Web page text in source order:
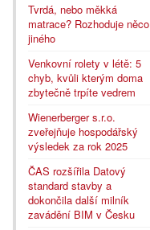
Tvrdá, nebo měkká
matrace? Rozhoduje něco
jiného
Venkovní rolety v létě: 5
chyb, kvůli kterým doma
zbytečně trpíte vedrem
Wienerberger s.r.o.
zveřejňuje hospodářský
výsledek za rok 2025
ČAS rozšířila Datový
standard stavby a
dokončila další milník
zavádění BIM v Česku